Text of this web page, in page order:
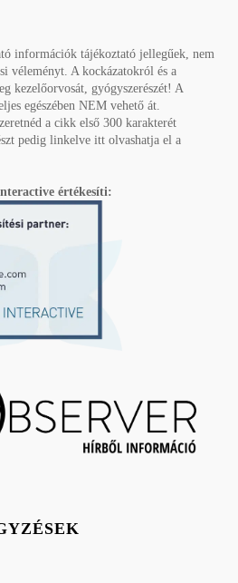
információk tájékoztató jellegűek, nem
véleményt. A kockázatokról és a
kezelőorvosát, gyógyszerészét! A
egészében NEM vehető át.
a cikk első 300 karakterét
pedig linkelve itt olvashatja el a
értékesíti: